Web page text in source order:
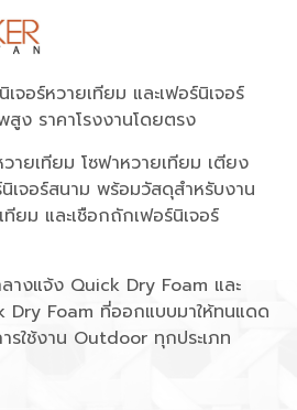
จอร์หวายเทียม และเฟอร์นิเจอร์
ราคาโรงงานโดยตรง
ายเทียม โซฟาหวายเทียม เตียง
เจอร์สนาม พร้อมวัสดุสำหรับงาน
ยม และเชือกถักเฟอร์นิเจอร์
างแจ้ง Quick Dry Foam และ
Foam ที่ออกแบบมาให้ทนแดด
รใช้งาน Outdoor ทุกประเภท